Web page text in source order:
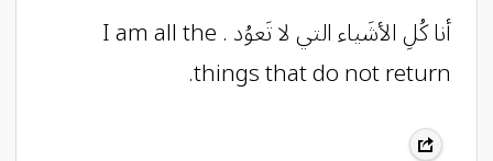
أنا كُلِ الأشَياء التي لا تَعوُد . I am all the
things that do not return.